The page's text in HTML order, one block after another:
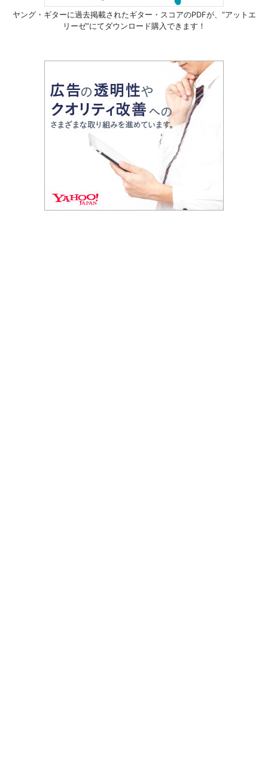
ヤング・ギターに過去掲載されたギター・スコアのPDFが、 “アットエ
リーゼ”にてダウンロード購入できます！